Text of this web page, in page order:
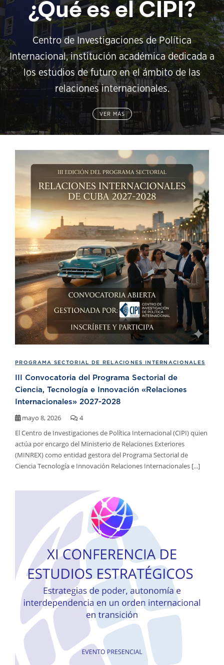
¿Qué es el CIPI?
Centro de Investigaciones de Política
Internacional, institución académica dedicada a
los estudios de futuro en el ámbito de las
relaciones internacionales.
VER MÁS
PROGRAMA SECTORIAL DE RELACIONES INTERNACIONALES
III Convocatoria del Programa Sectorial de
Ciencia, Tecnología e Innovación «Relaciones
Internacionales» 2027-2028
mayo 8, 2026
4
El Centro de Investigaciones de Política Internacional (CIPI) quien
actúa por encargo del Ministerio de Relaciones Exteriores
(MINREX) como entidad gestora del Programa Sectorial de
Ciencia Tecnología e Innovación Relaciones Internacionales [...]